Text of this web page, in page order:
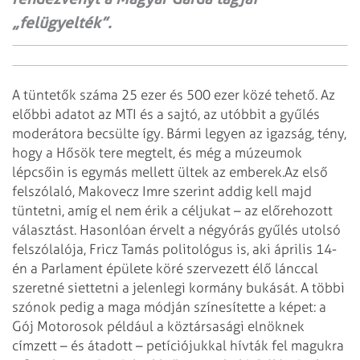
„felügyelték”.
A tüntetők száma 25 ezer és 500 ezer közé tehető. Az
előbbi adatot az MTI és a sajtó, az utóbbit a gyűlés
moderátora becsülte így. Bármi legyen az igazság, tény,
hogy a Hősök tere megtelt, és még a múzeumok
lépcsőin is egymás mellett ültek az emberek.Az első
felszólaló, Makovecz Imre szerint addig kell majd
tüntetni, amíg el nem érik a céljukat – az előrehozott
választást. Hasonlóan érvelt a négyórás gyűlés utolsó
felszólalója, Fricz Tamás politológus is, aki április 14-
én a Parlament épülete köré szervezett élő lánccal
szeretné siettetni a jelenlegi kormány bukását. A többi
szónok pedig a maga módján színesítette a képet: a
Gój Motorosok például a köztársasági elnöknek
címzett – és átadott – petíciójukkal hívták fel magukra